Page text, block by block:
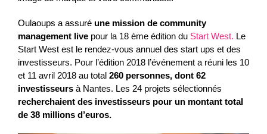
Oulaoups a assuré une mission de community
management live pour la 18 ème édition du Start West. Le
Start West est le rendez-vous annuel des start ups et des
investisseurs. Pour l’édition 2018 l’événement a réuni les 10
et 11 avril 2018 au total 260 personnes, dont 62
investisseurs à Nantes. Les 24 projets sélectionnés
recherchaient des investisseurs pour un montant total
de 38 millions d’euros.